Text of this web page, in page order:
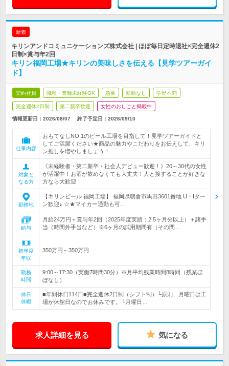
新着
キリンアンドコミュニケーションズ株式会社 | ほぼ毎日定時退社×完全週休2
日制×賞与年2回
キリン福岡工場★キリンの美味しさを伝える【見学ツアーガイ
ド】
契約社員 職種・業種未経験OK 急募 転勤なし 学歴不問
完全週休2日制 第二新卒歓迎 女性のおしごと掲載中
情報更新日：2026/08/07 終了予定日： 2026/09/10
仕事内容
おもてなしNO.1のビール工場を目指して！見学ツアーガイドと
してご活躍ください★商品の魅力やこだわりをお伝えして、キリ
ン推しを増やしましょう！
対象と
なる方
《未経験者・第二新卒・社会人デビュー歓迎！》20～30代の女性
が活躍中！お酒が飲めなくても大丈夫！人と接することが好きな
方なら大歓迎！
勤務地
【キリンビール 福岡工場】 福岡県朝倉市馬田3601番地 U・Iター
ン歓迎♪ ☆★マイカー通勤も可…
給与
月給24万円＋賞与年2回（2025年度実績：2.5ヶ月分以上）＋諸手
当（時間外手当など）※6ヶ月の試用期間有（その間…
初年度
年収
350万円～350万円
勤務
時間
9:00～17:30（実働7時間30分）※月平均残業時間8時間（残業ほ
ぼなし）
休日
休暇
■年間休日114日■完全週休2日制（シフト制）└原則、月曜日は工
場が休館日なのでお休みです。└月曜日…
求人詳細を見る 気になる